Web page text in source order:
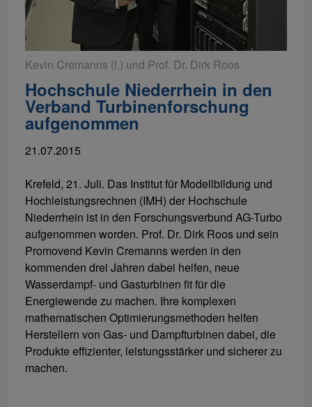
Kevin Cremanns (l.) und Prof. Dr. Dirk Roos
Hochschule Niederrhein in den
Verband Turbinenforschung
aufgenommen
21.07.2015
Krefeld, 21. Juli. Das Institut für Modellbildung und
Hochleistungsrechnen (IMH) der Hochschule
Niederrhein ist in den Forschungsverbund AG-Turbo
aufgenommen worden. Prof. Dr. Dirk Roos und sein
Promovend Kevin Cremanns werden in den
kommenden drei Jahren dabei helfen, neue
Wasserdampf- und Gasturbinen fit für die
Energiewende zu machen. Ihre komplexen
mathematischen Optimierungsmethoden helfen
Herstellern von Gas- und Dampfturbinen dabei, die
Produkte effizienter, leistungsstärker und sicherer zu
machen.